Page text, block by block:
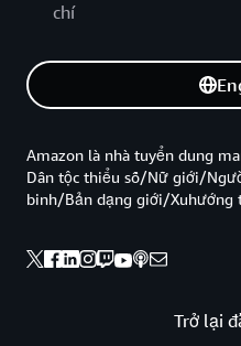
chí
Trở lại
Amazon là nhà tuyển dung
Dân tộc thiểu số/Nữ giới/
binh/Bản dạng giới/Xuhướng